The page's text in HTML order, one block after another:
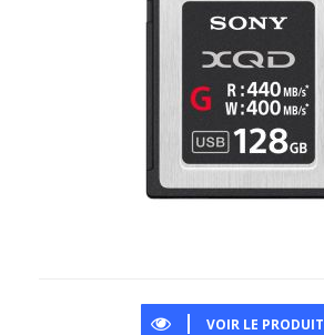
VOIR LE PRODUIT